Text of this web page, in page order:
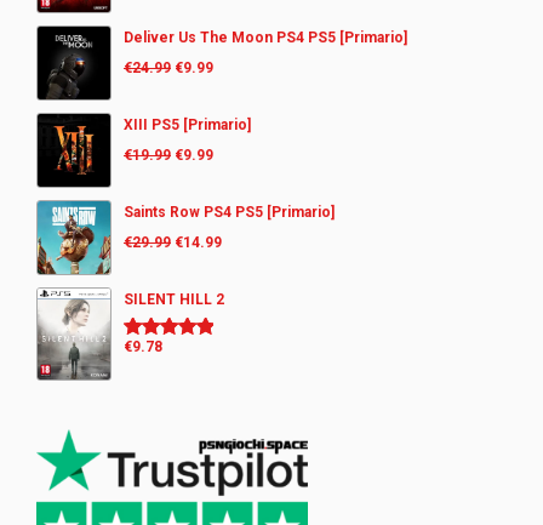
Deliver Us The Moon PS4 PS5 [Primario]
€24.99 €9.99
XIII PS5 [Primario]
€19.99 €9.99
Saints Row PS4 PS5 [Primario]
€29.99 €14.99
SILENT HILL 2
Valutato
€9.78